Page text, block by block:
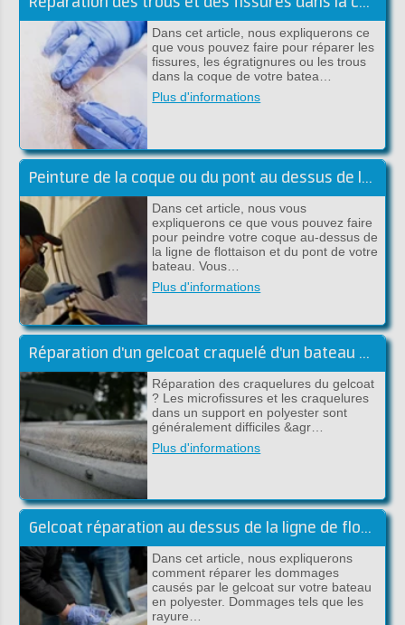
Dans cet article, nous expliquerons ce
que vous pouvez faire pour réparer les
fissures, les égratignures ou les trous
dans la coque de votre batea…
Plus d'informations
Peinture de la coque ou du pont au dessus de la flottaison
Dans cet article, nous vous
expliquerons ce que vous pouvez faire
pour peindre votre coque au-dessus de
la ligne de flottaison et du pont de votre
bateau. Vous…
Plus d'informations
Réparation d'un gelcoat craquelé d'un bateau en polyester
Réparation des craquelures du gelcoat
? Les microfissures et les craquelures
dans un support en polyester sont
généralement difficiles &agr…
Plus d'informations
Gelcoat réparation au dessus de la ligne de flottaison
Dans cet article, nous expliquerons
comment réparer les dommages
causés par le gelcoat sur votre bateau
en polyester. Dommages tels que les
rayure…